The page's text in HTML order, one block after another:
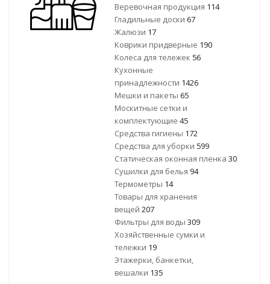
Веревочная продукция 114
Гладильные доски 67
Жалюзи 17
Коврики придверные 190
Колеса для тележек 56
Кухонные
принадлежности 1426
Мешки и пакеты 65
Москитные сетки и
комплектующие 45
Средства гигиены 172
Средства для уборки 599
Статическая оконная пленка 30
Сушилки для белья 94
Термометры 14
Товары для хранения
вещей 207
Фильтры для воды 309
Хозяйственные сумки и
тележки 19
Этажерки, банкетки,
вешалки 135